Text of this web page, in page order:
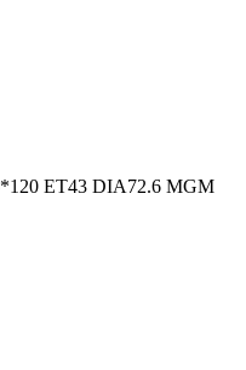
ET43 DIA72.6 MGM